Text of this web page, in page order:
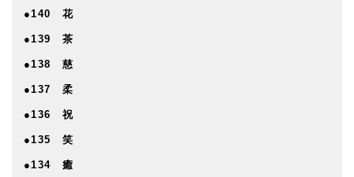
●140 花
●139 茶
●138 慈
●137 柔
●136 祝
●135 笑
●134 癒